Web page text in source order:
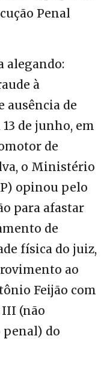
Penal
alegando:
à
ausência de
de junho, em
de
o Ministério
opinou pelo
para afastar
de
física do juiz,
ao
Feijão com
III (não
do